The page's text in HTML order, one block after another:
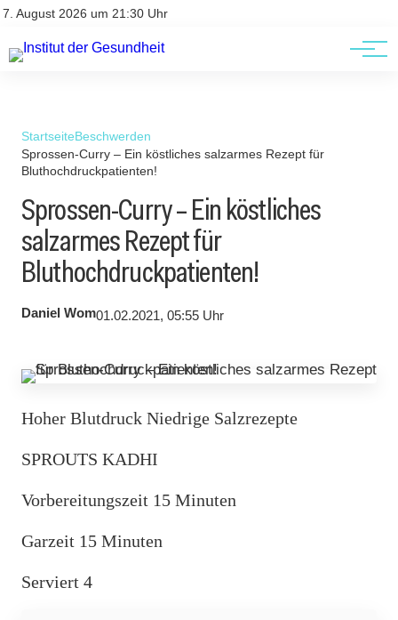
7. August 2026 um 21:30 Uhr
Kontakt
Kontakt
AGBs
StartseiteBeschwerden
Sprossen-Curry – Ein köstliches salzarmes Rezept für
Bluthochdruckpatienten!
Sprossen-Curry – Ein köstliches
salzarmes Rezept für
Bluthochdruckpatienten!
Daniel Wom01.02.2021, 05:55 Uhr
Hoher Blutdruck Niedrige Salzrezepte
SPROUTS KADHI
Vorbereitungszeit 15 Minuten
Garzeit 15 Minuten
Serviert 4